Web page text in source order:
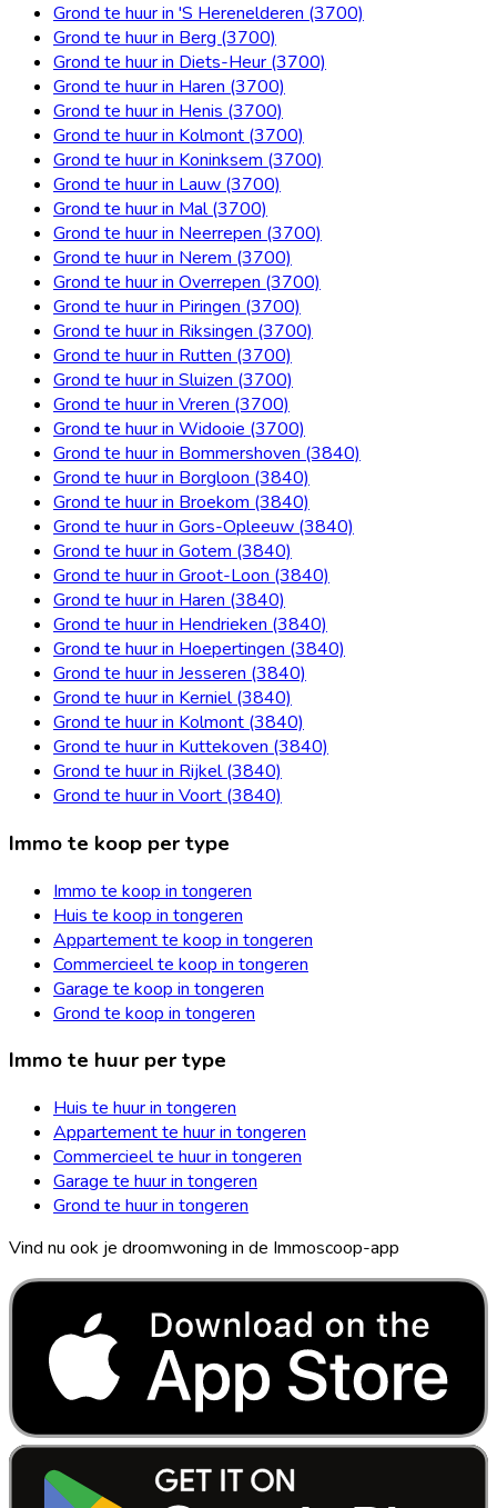
Grond te huur in 'S Herenelderen (3700)
Grond te huur in Berg (3700)
Grond te huur in Diets-Heur (3700)
Grond te huur in Haren (3700)
Grond te huur in Henis (3700)
Grond te huur in Kolmont (3700)
Grond te huur in Koninksem (3700)
Grond te huur in Lauw (3700)
Grond te huur in Mal (3700)
Grond te huur in Neerrepen (3700)
Grond te huur in Nerem (3700)
Grond te huur in Overrepen (3700)
Grond te huur in Piringen (3700)
Grond te huur in Riksingen (3700)
Grond te huur in Rutten (3700)
Grond te huur in Sluizen (3700)
Grond te huur in Vreren (3700)
Grond te huur in Widooie (3700)
Grond te huur in Bommershoven (3840)
Grond te huur in Borgloon (3840)
Grond te huur in Broekom (3840)
Grond te huur in Gors-Opleeuw (3840)
Grond te huur in Gotem (3840)
Grond te huur in Groot-Loon (3840)
Grond te huur in Haren (3840)
Grond te huur in Hendrieken (3840)
Grond te huur in Hoepertingen (3840)
Grond te huur in Jesseren (3840)
Grond te huur in Kerniel (3840)
Grond te huur in Kolmont (3840)
Grond te huur in Kuttekoven (3840)
Grond te huur in Rijkel (3840)
Grond te huur in Voort (3840)
Immo te koop per type
Immo te koop in tongeren
Huis te koop in tongeren
Appartement te koop in tongeren
Commercieel te koop in tongeren
Garage te koop in tongeren
Grond te koop in tongeren
Immo te huur per type
Huis te huur in tongeren
Appartement te huur in tongeren
Commercieel te huur in tongeren
Garage te huur in tongeren
Grond te huur in tongeren
Vind nu ook je droomwoning in de Immoscoop-app